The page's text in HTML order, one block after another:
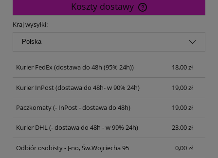
Koszty dostawy
Cena nie zawiera ewentualnych kosztów płatności
Kraj wysyłki:
Kurier FedEx(dostawa do 48h (95% 24h)) 18,00 zł
Kurier InPost(dostawa do 48h- w 90% 24h) 19,00 zł
Paczkomaty(- InPost - dostawa do 48h) 19,00 zł
Kurier DHL(- dostawa do 48h - w 99% 24h) 23,00 zł
Odbiór osobisty - J-no, Św.Wojciecha 95 0,00 zł